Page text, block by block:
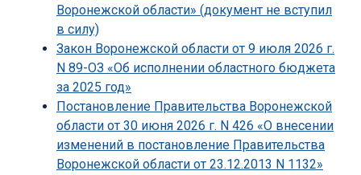
Воронежской области» (документ не вступил
в силу)
Закон Воронежской области от 9 июля 2026 г.
N 89-ОЗ «Об исполнении областного бюджета
за 2025 год»
Постановление Правительства Воронежской
области от 30 июня 2026 г. N 426 «О внесении
изменений в постановление Правительства
Воронежской области от 23.12.2013 N 1132»